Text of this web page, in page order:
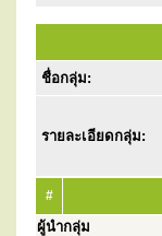
ชื่อกลุ่ม:
รายละเอียดกลุ่ม:
#
ผู้นำกลุ่ม